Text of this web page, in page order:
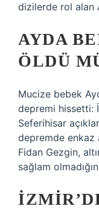
dizilerde rol alan
AYDA
ÖLDÜ
Mucize bebek
depremi hissetti:
Seferihisar
depremde enkaz
Fidan Gezgin,
sağlam